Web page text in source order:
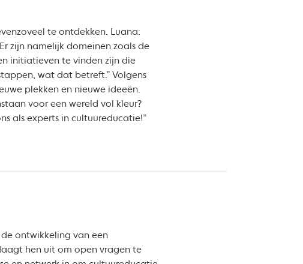
te ontdekken. Luana:
zijn namelijk domeinen zoals de
initiatieven te vinden zijn die
wat dat betreft.” Volgens
plekken en nieuwe ideeën.
voor een wereld vol kleur?
als experts in cultuureducatie!”
ontwikkeling van een
hen uit om open vragen te